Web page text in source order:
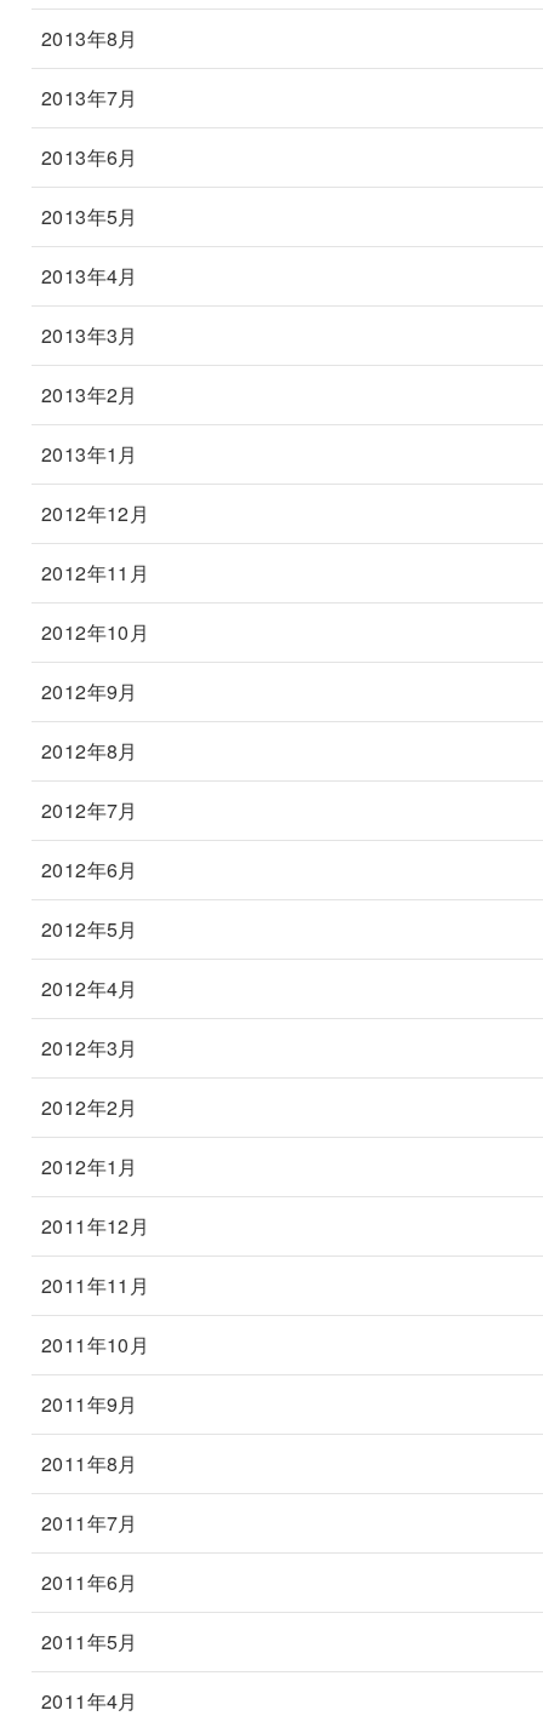
2013年8月
2013年7月
2013年6月
2013年5月
2013年4月
2013年3月
2013年2月
2013年1月
2012年12月
2012年11月
2012年10月
2012年9月
2012年8月
2012年7月
2012年6月
2012年5月
2012年4月
2012年3月
2012年2月
2012年1月
2011年12月
2011年11月
2011年10月
2011年9月
2011年8月
2011年7月
2011年6月
2011年5月
2011年4月